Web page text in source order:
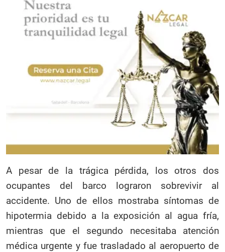
A pesar de la trágica pérdida, los otros dos
ocupantes del barco lograron sobrevivir al
accidente. Uno de ellos mostraba síntomas de
hipotermia debido a la exposición al agua fría,
mientras que el segundo necesitaba atención
médica urgente y fue trasladado al aeropuerto de